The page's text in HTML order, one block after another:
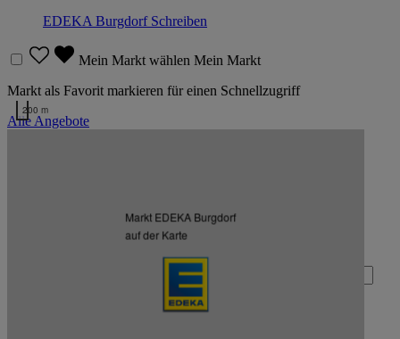
EDEKA BurgdorfSchreiben
Mein Markt wählen Mein Markt
Markt als Favorit markieren für einen Schnellzugriff
Alle Angebote
Markt EDEKA Burgdorf
auf der Karte
200 m
Zum Newsletter anmelden
Deine E-Mail-Adresse (Pflichtfeld)